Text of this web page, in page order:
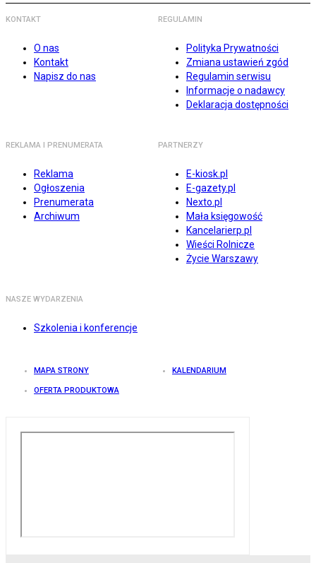
KONTAKT
O nas
Kontakt
Napisz do nas
REGULAMIN
Polityka Prywatności
Zmiana ustawień zgód
Regulamin serwisu
Informacje o nadawcy
Deklaracja dostępności
REKLAMA I PRENUMERATA
Reklama
Ogłoszenia
Prenumerata
Archiwum
PARTNERZY
E-kiosk.pl
E-gazety.pl
Nexto.pl
Mała księgowość
Kancelarierp.pl
Wieści Rolnicze
Życie Warszawy
NASZE WYDARZENIA
Szkolenia i konferencje
MAPA STRONY KALENDARIUM
OFERTA PRODUKTOWA